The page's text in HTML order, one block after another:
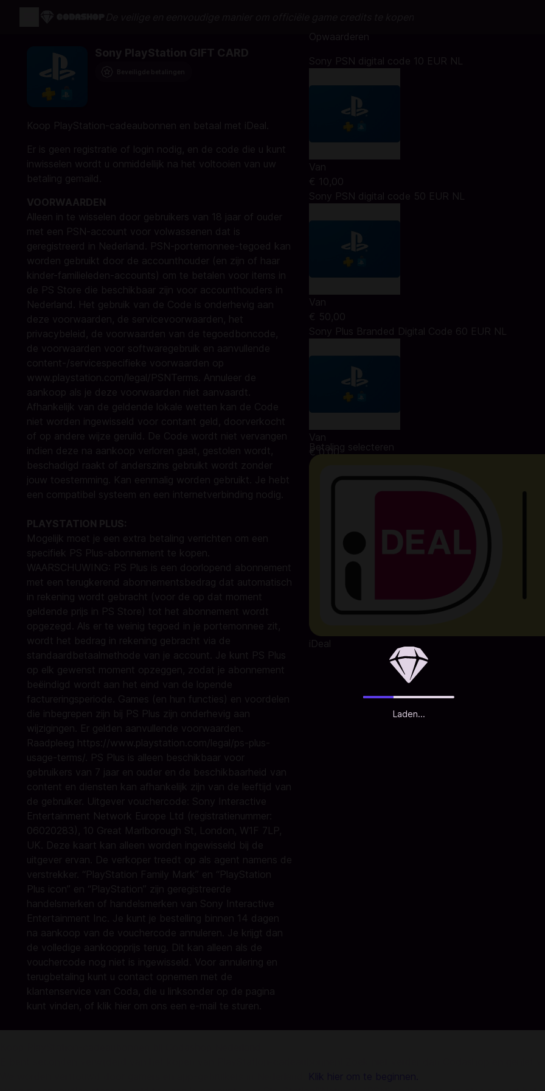
Laden...
Sony PlayStation GIFT CARD
Koop PlayStation-cadeaubonnen en betaal met iDeal.
Er is geen registratie of login nodig, en de code die u kunt
inwisselen wordt u onmiddellijk na het voltooien van uw
betaling gemaild.
VOORWAARDEN
Alleen in te wisselen door gebruikers van 18 jaar of ouder
met een PSN-account voor volwassenen dat is
geregistreerd in Nederland. PSN-portemonnee-tegoed kan
worden gebruikt door de accounthouder (en zijn of haar
kinder-familieleden-accounts) om te betalen voor items in
de PS Store die beschikbaar zijn voor accounthouders in
Nederland. Het gebruik van de Code is onderhevig aan
deze voorwaarden, de servicevoorwaarden, het
privacybeleid, de voorwaarden van de tegoedboncode,
de voorwaarden voor softwaregebruik en aanvullende
content-/servicespecifieke voorwaarden op
www.playstation.com/legal/PSNTerms . Annuleer de
aankoop als je deze voorwaarden niet aanvaardt.
Afhankelijk van de geldende lokale wetten kan de Code
niet worden ingewisseld voor contant geld, doorverkocht
of op andere wijze geruild. De Code wordt niet vervangen
indien deze na aankoop verloren gaat, gestolen wordt,
beschadigd raakt of anderszins gebruikt wordt zonder
jouw toestemming. Kan eenmalig worden gebruikt. Je hebt
een compatibel systeem en een internetverbinding nodig.
PLAYSTATION PLUS:
Mogelijk moet je een extra betaling verrichten om een
specifiek PS Plus-abonnement te kopen.
WAARSCHUWING: PS Plus is een doorlopend abonnement
met een terugkerend abonnementsbedrag dat automatisch
in rekening wordt gebracht (voor de op dat moment
geldende prijs in PS Store) tot het abonnement wordt
opgezegd. Als er te weinig tegoed in je portemonnee zit,
wordt het bedrag in rekening gebracht via de
standaardbetaalmethode van je account. Je kunt PS Plus
op elk gewenst moment opzeggen, zodat je abonnement
beëindigd wordt aan het eind van de lopende
factureringsperiode. Games (en hun functies) en voordelen
die inbegrepen zijn bij PS Plus zijn onderhevig aan
wijzigingen. Er gelden aanvullende voorwaarden.
Raadpleeg https://www.playstation.com/legal/ps-plus-
usage-terms/ . PS Plus is alleen beschikbaar voor
gebruikers van 7 jaar en ouder en de beschikbaarheid van
content en diensten kan afhankelijk zijn van de leeftijd van
de gebruiker. Uitgever vouchercode: Sony Interactive
Entertainment Network Europe Ltd (registratienummer:
06020283), 10 Great Marlborough St, London, W1F 7LP,
UK. Deze kaart kan alleen worden ingewisseld bij de
uitgever ervan. De verkoper treedt op als agent namens de
verstrekker. “PlayStation Family Mark” en “PlayStation
Plus icon” en “PlayStation” zijn geregistreerde
handelsmerken of handelsmerken van Sony Interactive
Entertainment Inc. Je kunt je bestelling binnen 14 dagen
na aankoop van de vouchercode annuleren. Je krijgt dan
de volledige aankoopprijs terug. Dit kan alleen als de
vouchercode nog niet is ingewisseld. Voor annulering en
terugbetaling kunt u contact opnemen met de
klantenservice van Coda, die u linksonder op de pagina
kunt vinden, of klik hier om ons een e-mail te sturen.
Opwaarderen
Sony PSN digital code 10 EUR NL
Van
€ 10,00
Sony PSN digital code 50 EUR NL
Van
€ 50,00
Sony Plus Branded Digital Code 60 EUR NL
Van
€ 0,00
Betaling selecteren
iDeal